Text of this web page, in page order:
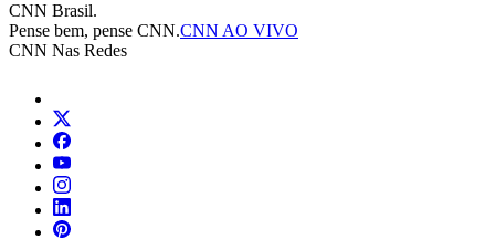
CNN Brasil.
Pense bem, pense CNN.CNN AO VIVO
CNN Nas Redes